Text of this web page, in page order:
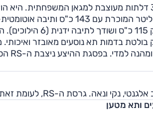
מנוע 1.2 ל' טורבו
בדמות תא נוסעים מאובזר
למדי. בפסגת ההיצע ניצבת ה-RS
אלגנטי, נקי ונאה. גרסת ה-RS, לעומת
ותא מטען